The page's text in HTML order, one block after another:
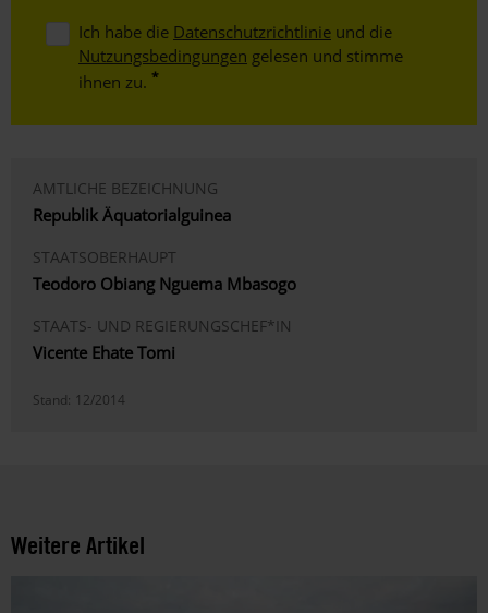
Ich habe die Datenschutzrichtlinie und die
Nutzungsbedingungen gelesen und stimme
ihnen zu.
AMTLICHE BEZEICHNUNG
Republik Äquatorialguinea
STAATSOBERHAUPT
Teodoro Obiang Nguema Mbasogo
STAATS- UND REGIERUNGSCHEF*IN
Vicente Ehate Tomi
Stand: 12/2014
Weitere Artikel